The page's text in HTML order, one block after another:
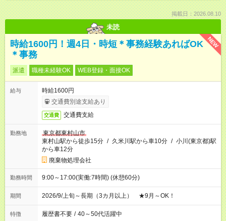
掲載日：2026.08.10
未読
NEW
時給1600円！週4日・時短＊事務経験あればOK
＊事務
派遣 職種未経験OK WEB登録・面接OK
給与
時給1600円
交通費別途支給あり
交通費 交通費支給
勤務地
東京都東村山市
東村山駅から徒歩15分 / 久米川駅から車10分 / 小川(東京都)駅
から車12分
廃棄物処理会社
勤務時間 9:00～17:00(実働:7時間) (休憩60分)
期間 2026/9/上旬～長期（3カ月以上） ★9月～OK！
特徴 履歴書不要 / 40～50代活躍中